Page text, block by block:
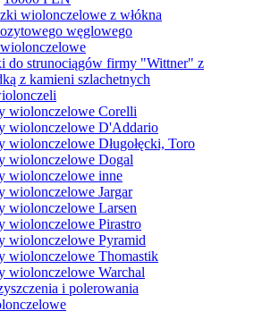
wiolonczelowe z włókna
węglowego
do strunociągów firmy "Wittner" z
z kamieni szlachetnych
wiolonczelowe Corelli
wiolonczelowe D'Addario
wiolonczelowe Długołęcki, Toro
wiolonczelowe Dogal
wiolonczelowe inne
wiolonczelowe Jargar
wiolonczelowe Larsen
wiolonczelowe Pirastro
wiolonczelowe Pyramid
wiolonczelowe Thomastik
wiolonczelowe Warchal
i polerowania